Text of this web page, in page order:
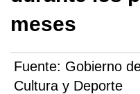
meses
Fuente: Gobierno
Cultura y Deporte